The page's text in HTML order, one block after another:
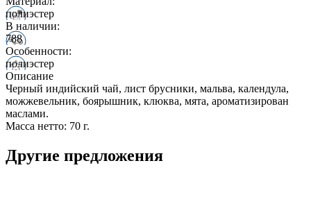
полиэстер
В наличии:
788
Особенности:
полиэстер
Описание
Черный индийский чай, лист брусники, мальва, календула,
можжевельник, боярышник, клюква, мята, ароматизирован
маслами.
Масса нетто: 70 г.
Другие предложения